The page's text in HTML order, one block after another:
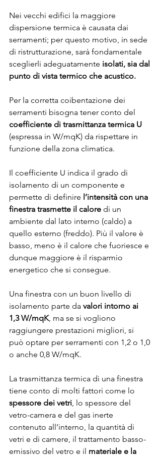
Nei vecchi edifici la maggiore
dispersione termica è causata dai
serramenti; per questo motivo, in sede
di ristrutturazione, sarà fondamentale
sceglierli adeguatamente isolati, sia dal
punto di vista termico che acustico.
Per la corretta coibentazione dei
serramenti bisogna tener conto del
coefficiente di trasmittanza termica U
(espressa in W/mqK) da rispettare in
funzione della zona climatica.
Il coefficiente U indica il grado di
isolamento di un componente e
permette di definire l’intensità con una
finestra trasmette il calore di un
ambiente dal lato interno (caldo) a
quello esterno (freddo). Più il valore è
basso, meno è il calore che fuoriesce e
dunque maggiore è il risparmio
energetico che si consegue.
Una finestra con un buon livello di
isolamento parte da valori intorno ai
1,3 W/mqK, ma se si vogliono
raggiungere prestazioni migliori, si
può optare per serramenti con 1,2 o 1,0
o anche 0,8 W/mqK.
La trasmittanza termica di una finestra
tiene conto di molti fattori come lo
spessore dei vetri, lo spessore del
vetro-camera e del gas inerte
contenuto all’interno, la quantità di
vetri e di camere, il trattamento basso-
emissivo del vetro e il materiale e la